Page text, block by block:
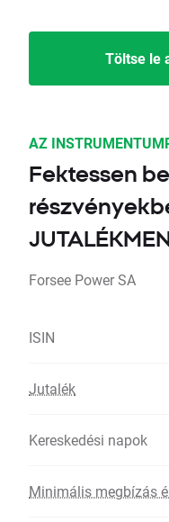
Töltse le
AZ
Fektessen
Forsee Power SA
ISIN
Jutalék
Kereskedési napok
Minimális megbízás